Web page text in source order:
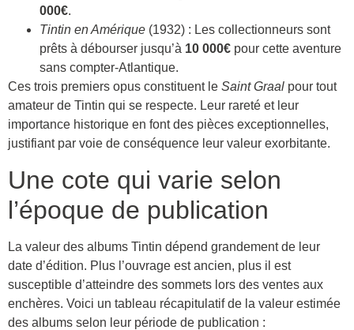
000€.
Tintin en Amérique (1932) : Les collectionneurs sont
prêts à débourser jusqu’à 10 000€ pour cette aventure
sans compter-Atlantique.
Ces trois premiers opus constituent le Saint Graal pour tout
amateur de Tintin qui se respecte. Leur rareté et leur
importance historique en font des pièces exceptionnelles,
justifiant par voie de conséquence leur valeur exorbitante.
Une cote qui varie selon
l’époque de publication
La valeur des albums Tintin dépend grandement de leur
date d’édition. Plus l’ouvrage est ancien, plus il est
susceptible d’atteindre des sommets lors des ventes aux
enchères. Voici un tableau récapitulatif de la valeur estimée
des albums selon leur période de publication :